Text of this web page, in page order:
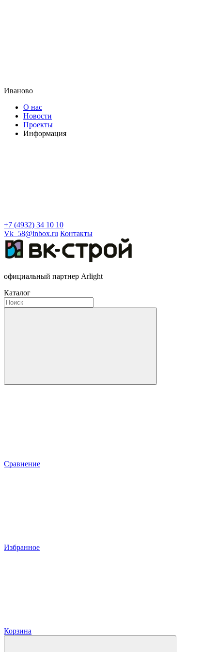
Иваново
О нас
Новости
Проекты
Информация
+7 (4932) 34 10 10
Vk_58@inbox.ru Контакты
официальный партнер Arlight
Каталог
Сравнение
Избранное
Корзина